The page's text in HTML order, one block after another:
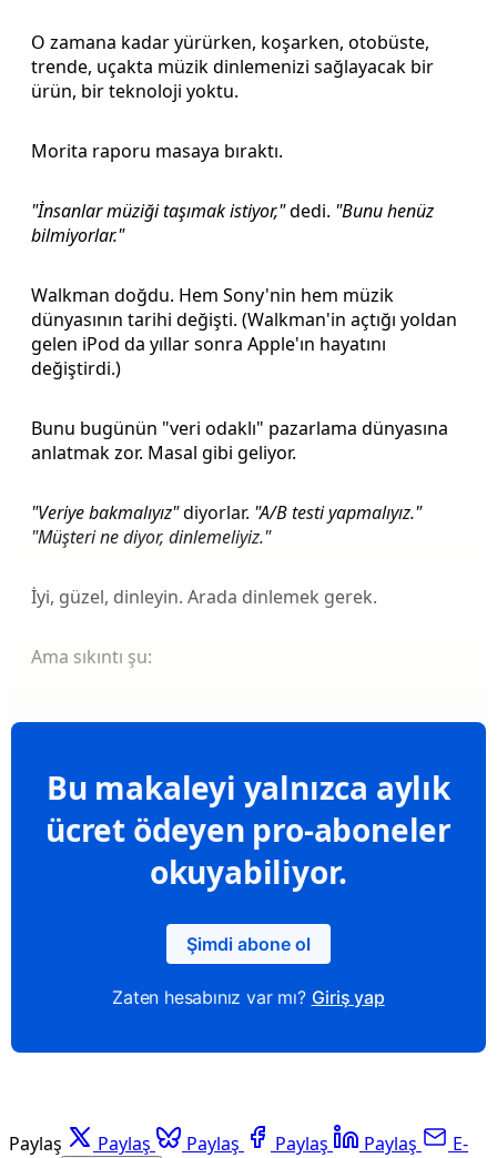
O zamana kadar yürürken, koşarken, otobüste,
trende, uçakta müzik dinlemenizi sağlayacak bir
ürün, bir teknoloji yoktu.
Morita raporu masaya bıraktı.
"İnsanlar müziği taşımak istiyor,"dedi. "Bunu henüz
bilmiyorlar."
Walkman doğdu. Hem Sony'nin hem müzik
dünyasının tarihi değişti. (Walkman'in açtığı yoldan
gelen iPod da yıllar sonra Apple'ın hayatını
değiştirdi.)
Bunu bugünün "veri odaklı" pazarlama dünyasına
anlatmak zor. Masal gibi geliyor.
"Veriye bakmalıyız"diyorlar. "A/B testi yapmalıyız."
"Müşteri ne diyor, dinlemeliyiz."
İyi, güzel, dinleyin. Arada dinlemek gerek.
Ama sıkıntı şu:
Bu makaleyi yalnızca aylık
ücret ödeyen pro-aboneler
okuyabiliyor.
Şimdi abone ol
Zaten hesabınız var mı? Giriş yap
Paylaş Paylaş Paylaş Paylaş Paylaş
E-